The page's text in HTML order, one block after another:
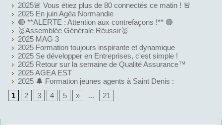
2025🚨 Vous étiez plus de 80 connectés ce matin ! 🚨
2025 En juin Agéa Normandie
🔴 **ALERTE : Attention aux contrefaçons !** 🔴
🥇Assemblée Générale Réussir🥇
2025 MAG 3
2025 Formation toujours inspirante et dynamique
2025 Se développer en Entreprises, c'est simple !
2025 Retour sur la semaine de Qualité Assurance™
2025 AGEA EST
2025 🔔 Formation jeunes agents à Saint Denis :
1
2 3 4 5 » ... 21